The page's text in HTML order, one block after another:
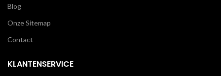
Blog
Onze Sitemap
Contact
KLANTENSERVICE